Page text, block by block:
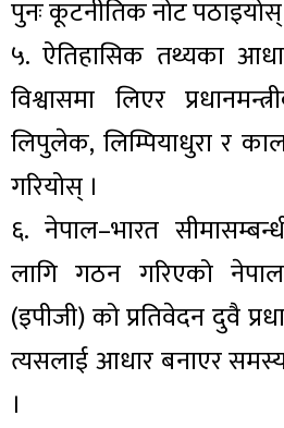
पुनः कूटनीतिक नोट पठाइयोस्
५. ऐतिहासिक तथ्यका
विश्वासमा लिएर
लिपुलेक, लिम्पियाधुरा र
गरियोस् ।
६. नेपाल–भारत
लागि गठन गरिएको
(इपीजी) को प्रतिवेदन दुवै
त्यसलाई आधार बनाएर
।